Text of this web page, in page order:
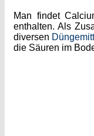
Man findet
enthalten. Als
diversen
die Säuren im